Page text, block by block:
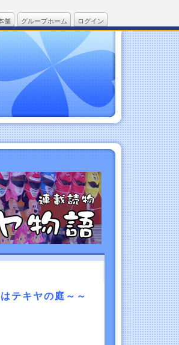
舗 グループホーム ログイン
テキヤの庭～～